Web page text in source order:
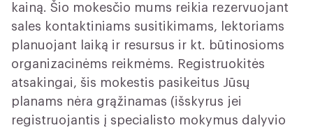
kainą. Šio mokesčio mums reikia rezervuojant
sales kontaktiniams susitikimams, lektoriams
planuojant laiką ir resursus ir kt. būtinosioms
organizacinėms reikmėms. Registruokitės
atsakingai, šis mokestis pasikeitus Jūsų
planams nėra grąžinamas (išskyrus jei
registruojantis į specialisto mokymus dalyvio